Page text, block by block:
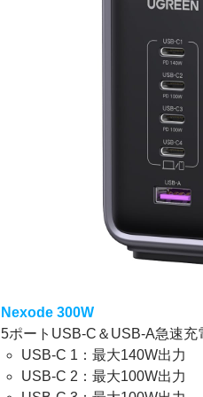
Nexode 300W
5ポートUSB-C＆USB-A急速充
USB-C 1：最大140W出力
USB-C 2：最大100W出力